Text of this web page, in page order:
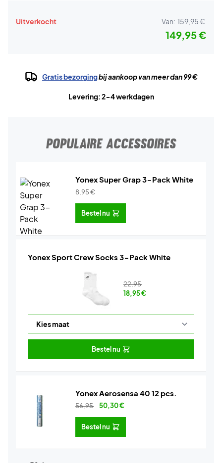
Uitverkocht Van: 159,95 €
149,95 €
Gratis bezorgingbij aankoop van meer dan 99 €
Levering: 2-4 werkdagen
POPULAIRE ACCESSOIRES
Yonex Super Grap 3-Pack White
8,95€
Bestel nu
Yonex Sport Crew Socks 3-Pack White
22,95
18,95€
Bestel nu
Yonex Aerosensa 40 12 pcs.
56,95 50,30€
Bestel nu